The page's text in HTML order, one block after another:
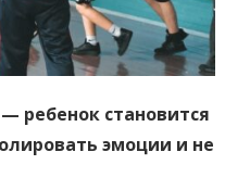
ребенок становится
эмоции и не